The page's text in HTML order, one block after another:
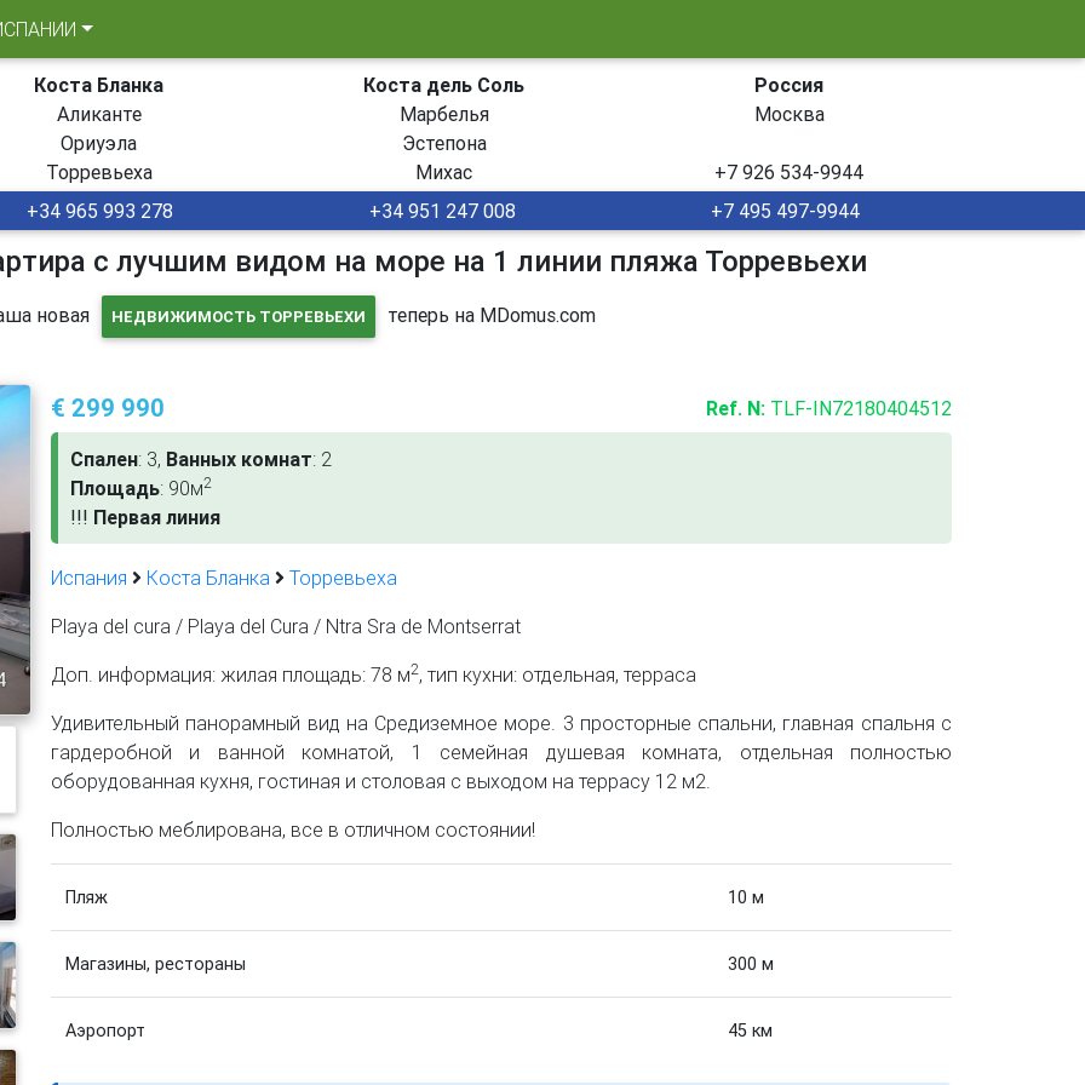
Коста Бланка
Аликанте
Ориуэла
Торревьеха
Коста дель Соль
Марбелья
Эстепона
Михас
Россия
Москва
+7 926 534-9944
+34 965 993 278
+34 951 247 008 +7 495 497-9944
с лучшим видом на море на 1 линии пляжа Торревьехи
новая НЕДВИЖИМОСТЬ ТОРРЕВЬЕХИ теперь на MDomus.com
€ 299 990 Ref. N: TLF-IN72180404512
Спален: 3, Ванных комнат: 2
Площадь: 90м2
!!! Первая линия
Испания Коста Бланка
Торревьеха
Playa del cura / Playa del Cura / Ntra Sra de Montserrat
Доп. информация: жилая площадь: 78 м2, тип кухни: отдельная, терраса
Удивительный панорамный вид на Средиземное море. 3 просторные спальни, главная спальня с
гардеробной и ванной комнатой, 1 семейная душевая комната, отдельная полностью
оборудованная кухня, гостиная и столовая с выходом на террасу 12 м2.
Полностью меблирована, все в отличном состоянии!
Пляж 10 м
Магазины, рестораны 300 м
Аэропорт 45 км